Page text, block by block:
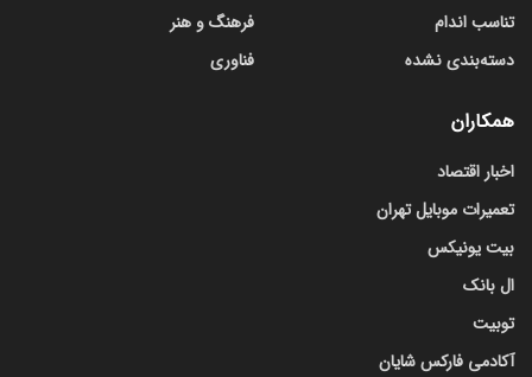
تناسب اندام
دسته‌بندی نشده
فرهنگ و هنر
فناوری
همکاران
اخبار اقتصاد
تعمیرات موبایل تهران
بیت یونیکس
ال بانک
توبیت
آکادمی فارکس شایان